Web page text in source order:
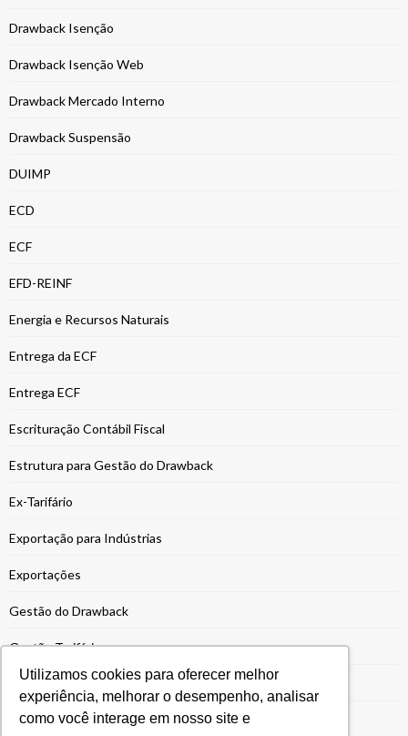
Utilizamos cookies para oferecer melhor
experiência, melhorar o desempenho, analisar
como você interage em nosso site e
Drawback Isenção
Drawback Isenção Web
Drawback Mercado Interno
Drawback Suspensão
DUIMP
ECD
ECF
EFD-REINF
Energia e Recursos Naturais
Entrega da ECF
Entrega ECF
Escrituração Contábil Fiscal
Estrutura para Gestão do Drawback
Ex-Tarifário
Exportação para Indústrias
Exportações
Gestão do Drawback
Gestão Tarifária
Gestão Tributária
ICMS